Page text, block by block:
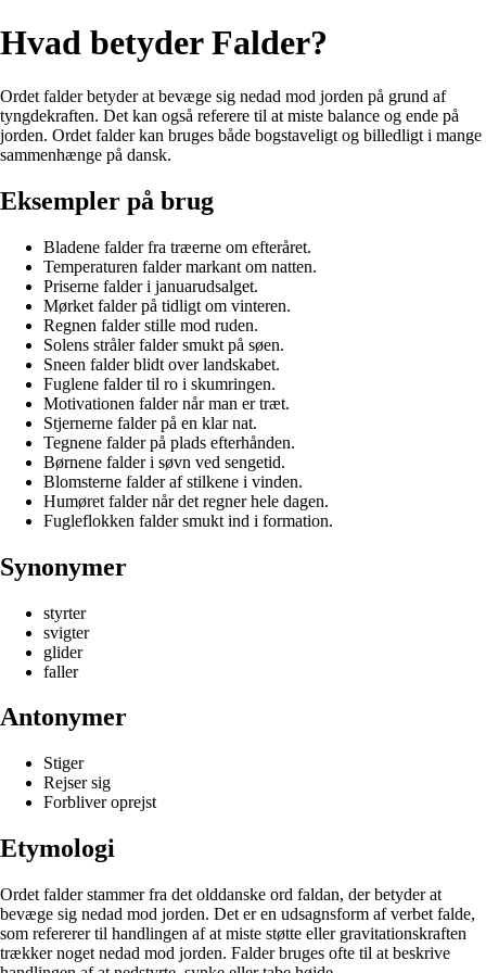
Hvad betyder Falder?
Ordet falder betyder at bevæge sig nedad mod jorden på grund af
tyngdekraften. Det kan også referere til at miste balance og ende på
jorden. Ordet falder kan bruges både bogstaveligt og billedligt i mange
sammenhænge på dansk.
Eksempler på brug
Bladene falder fra træerne om efteråret.
Temperaturen falder markant om natten.
Priserne falder i januarudsalget.
Mørket falder på tidligt om vinteren.
Regnen falder stille mod ruden.
Solens stråler falder smukt på søen.
Sneen falder blidt over landskabet.
Fuglene falder til ro i skumringen.
Motivationen falder når man er træt.
Stjernerne falder på en klar nat.
Tegnene falder på plads efterhånden.
Børnene falder i søvn ved sengetid.
Blomsterne falder af stilkene i vinden.
Humøret falder når det regner hele dagen.
Fugleflokken falder smukt ind i formation.
Synonymer
styrter
svigter
glider
faller
Antonymer
Stiger
Rejser sig
Forbliver oprejst
Etymologi
Ordet falder stammer fra det olddanske ord faldan, der betyder at
bevæge sig nedad mod jorden. Det er en udsagnsform af verbet falde,
som refererer til handlingen af at miste støtte eller gravitationskraften
trækker noget nedad mod jorden. Falder bruges ofte til at beskrive